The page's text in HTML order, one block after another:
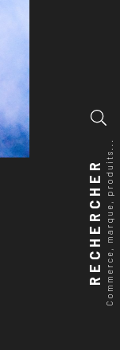
RECHERCHERCommerce, marque, produits...